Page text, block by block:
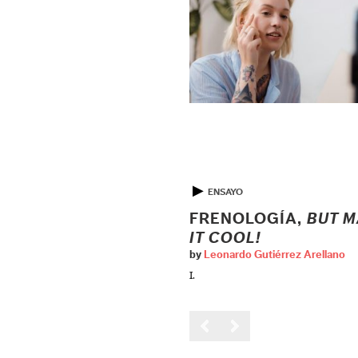
▶ ENSAYO
FRENOLOGÍA, BUT
IT COOL!
by Leonardo Gutiérrez Arellano
I.